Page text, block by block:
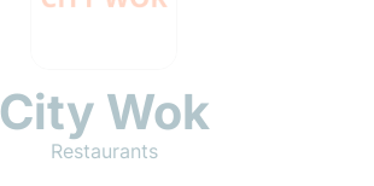
City Wok
Restaurants